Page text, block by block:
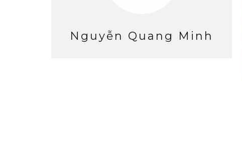
Nguyễn Quang Minh